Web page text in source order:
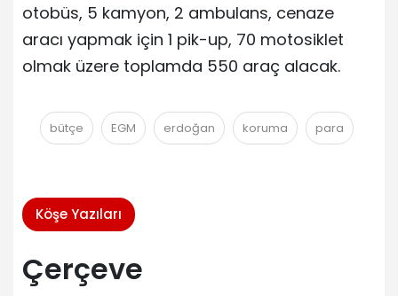
otobüs, 5 kamyon, 2 ambulans, cenaze
aracı yapmak için 1 pik-up, 70 motosiklet
olmak üzere toplamda 550 araç alacak.
bütçe EGM erdoğan koruma para
Köşe Yazıları
Çerçeve